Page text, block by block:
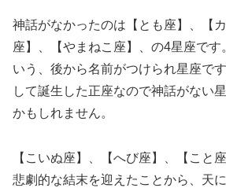
神話がなかったのは【とも座】、【
座】、【やまねこ座】、の4星座です
いう、後から名前がつけられ星座で
して誕生した正座なので神話がない
かもしれません。
【こいぬ座】、【へび座】、【こと
悲劇的な結末を迎えたことから、天